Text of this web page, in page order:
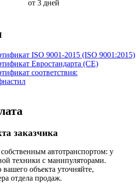
от 3 дней
ISO 9001-2015 (ISO 9001:2015)
Евростандарта (CE)
соответствия:
заказчика
автотранспортом: у
техники с манипуляторами.
объекта уточняйте,
отдела продаж.